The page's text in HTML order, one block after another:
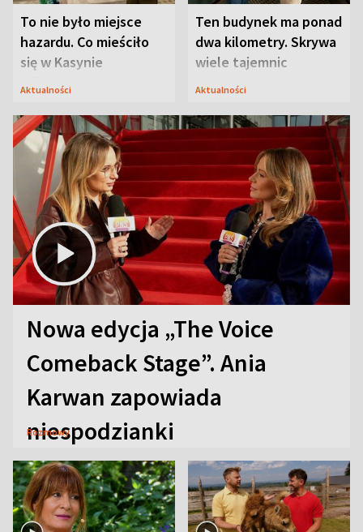
To nie było miejsce
hazardu. Co mieściło
się w Kasynie
Oficerskim?
Aktualności
Ten budynek ma ponad
dwa kilometry. Skrywa
wiele tajemnic
Aktualności
Nowa edycja „The Voice
Comeback Stage”. Ania
Karwan zapowiada
niespodzianki
Rozmowy